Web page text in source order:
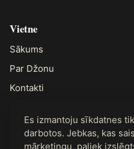
Vietne
Sākums
Par Džonu
Kontakti
Juridiskā informācija
Privātums
Es izmantoju sīkdatnes
darbotos. Jebkas, kas
mārketingu, paliek